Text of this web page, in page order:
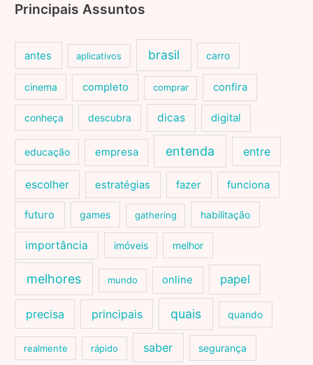
Principais Assuntos
antes aplicativos brasil carro
cinema completo comprar confira
conheça descubra dicas digital
educação empresa entenda entre
escolher estratégias fazer funciona
futuro games gathering habilitação
importância imóveis melhor
melhores mundo online papel
precisa principais quais quando
realmente rápido saber segurança